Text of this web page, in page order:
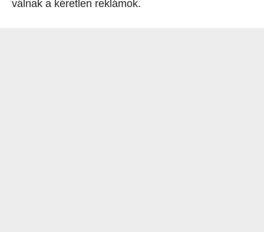
válnak a kéretlen reklámok.